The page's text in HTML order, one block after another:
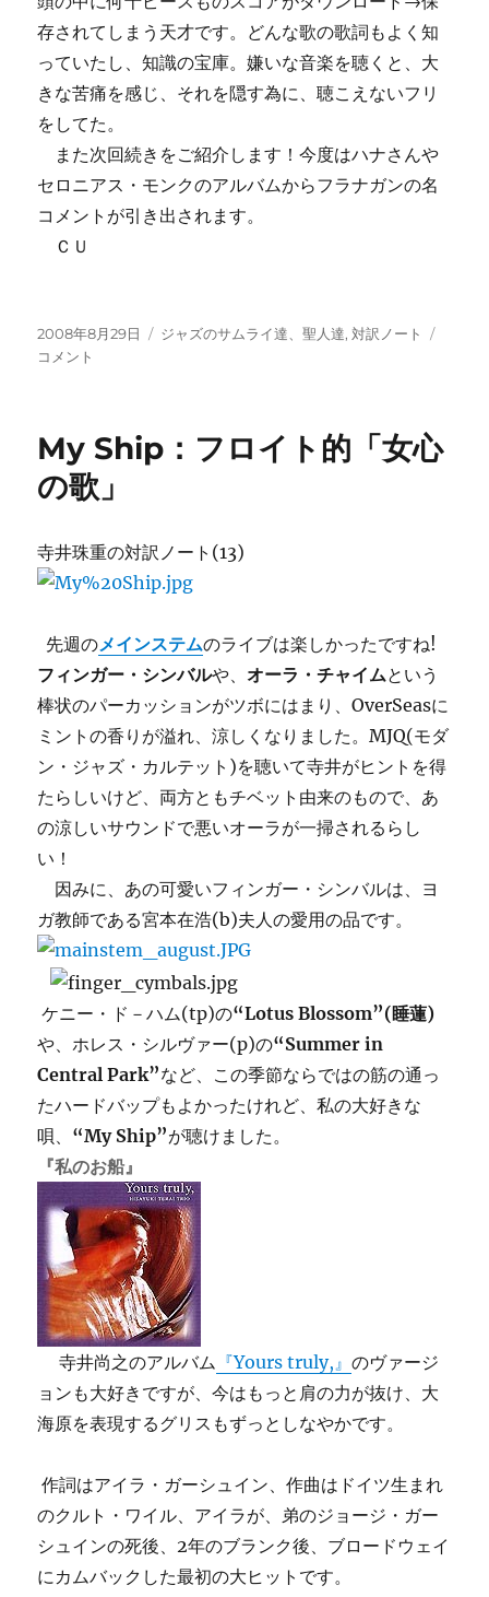
存されてしまう天才です。どんな歌の歌詞もよく知
っていたし、知識の宝庫。嫌いな音楽を聴くと、大
きな苦痛を感じ、それを隠す為に、聴こえないフリ
をしてた。
また次回続きをご紹介します！今度はハナさんや
セロニアス・モンクのアルバムからフラナガンの名
コメントが引き出されます。
ＣＵ
投
稿
2008年8月29日
カ
ジャズのサムライ達、聖人達,対訳ノート
ナ
コメント
My Ship：フロイト的「女心
の歌」
寺井珠重の対訳ノート(13)
先週のメインステムのライブは楽しかったですね!
フィンガー・シンバルや、 オーラ・チャイムという
棒状のパーカッションがツボにはまり、OverSeasに
ミントの香りが溢れ、涼しくなりました。MJQ(モダ
ン・ジャズ・カルテット)を聴いて寺井がヒントを得
たらしいけど、両方ともチベット由来のもので、あ
の涼しいサウンドで悪いオーラが一掃されるらし
い！
因みに、あの可愛いフィンガー・シンバルは、ヨ
ガ教師である宮本在浩(b)夫人の愛用の品です。
ケニー・ド－ハム(tp)の“Lotus Blossom”(睡蓮)
や、ホレス・シルヴァー(p)の“Summer in
Central Park”など、この季節ならではの筋の通っ
たハードバップもよかったけれど、私の大好きな
唄、 “My Ship”が聴けました。
『私のお船』
寺井尚之のアルバム 『Yours truly,』のヴァージ
ョンも大好きですが、今はもっと肩の力が抜け、大
海原を表現するグリスもずっとしなやかです。
作詞はアイラ・ガーシュイン、作曲はドイツ生まれ
のクルト・ワイル、アイラが、弟のジョージ・ガー
シュインの死後、2年のブランク後、ブロードウェイ
にカムバックした最初の大ヒットです。